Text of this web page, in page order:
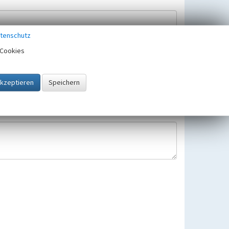
gespeichert und verwendet.
gültigen Europäischen